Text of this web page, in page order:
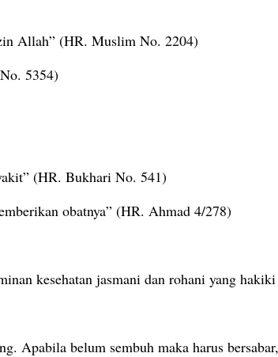
Allah” (HR. Muslim No. 2204)
5354)
(HR. Bukhari No. 541)
obatnya” (HR. Ahmad 4/278)
kesehatan jasmani dan rohani yang hakiki
Apabila belum sembuh maka harus bersabar,